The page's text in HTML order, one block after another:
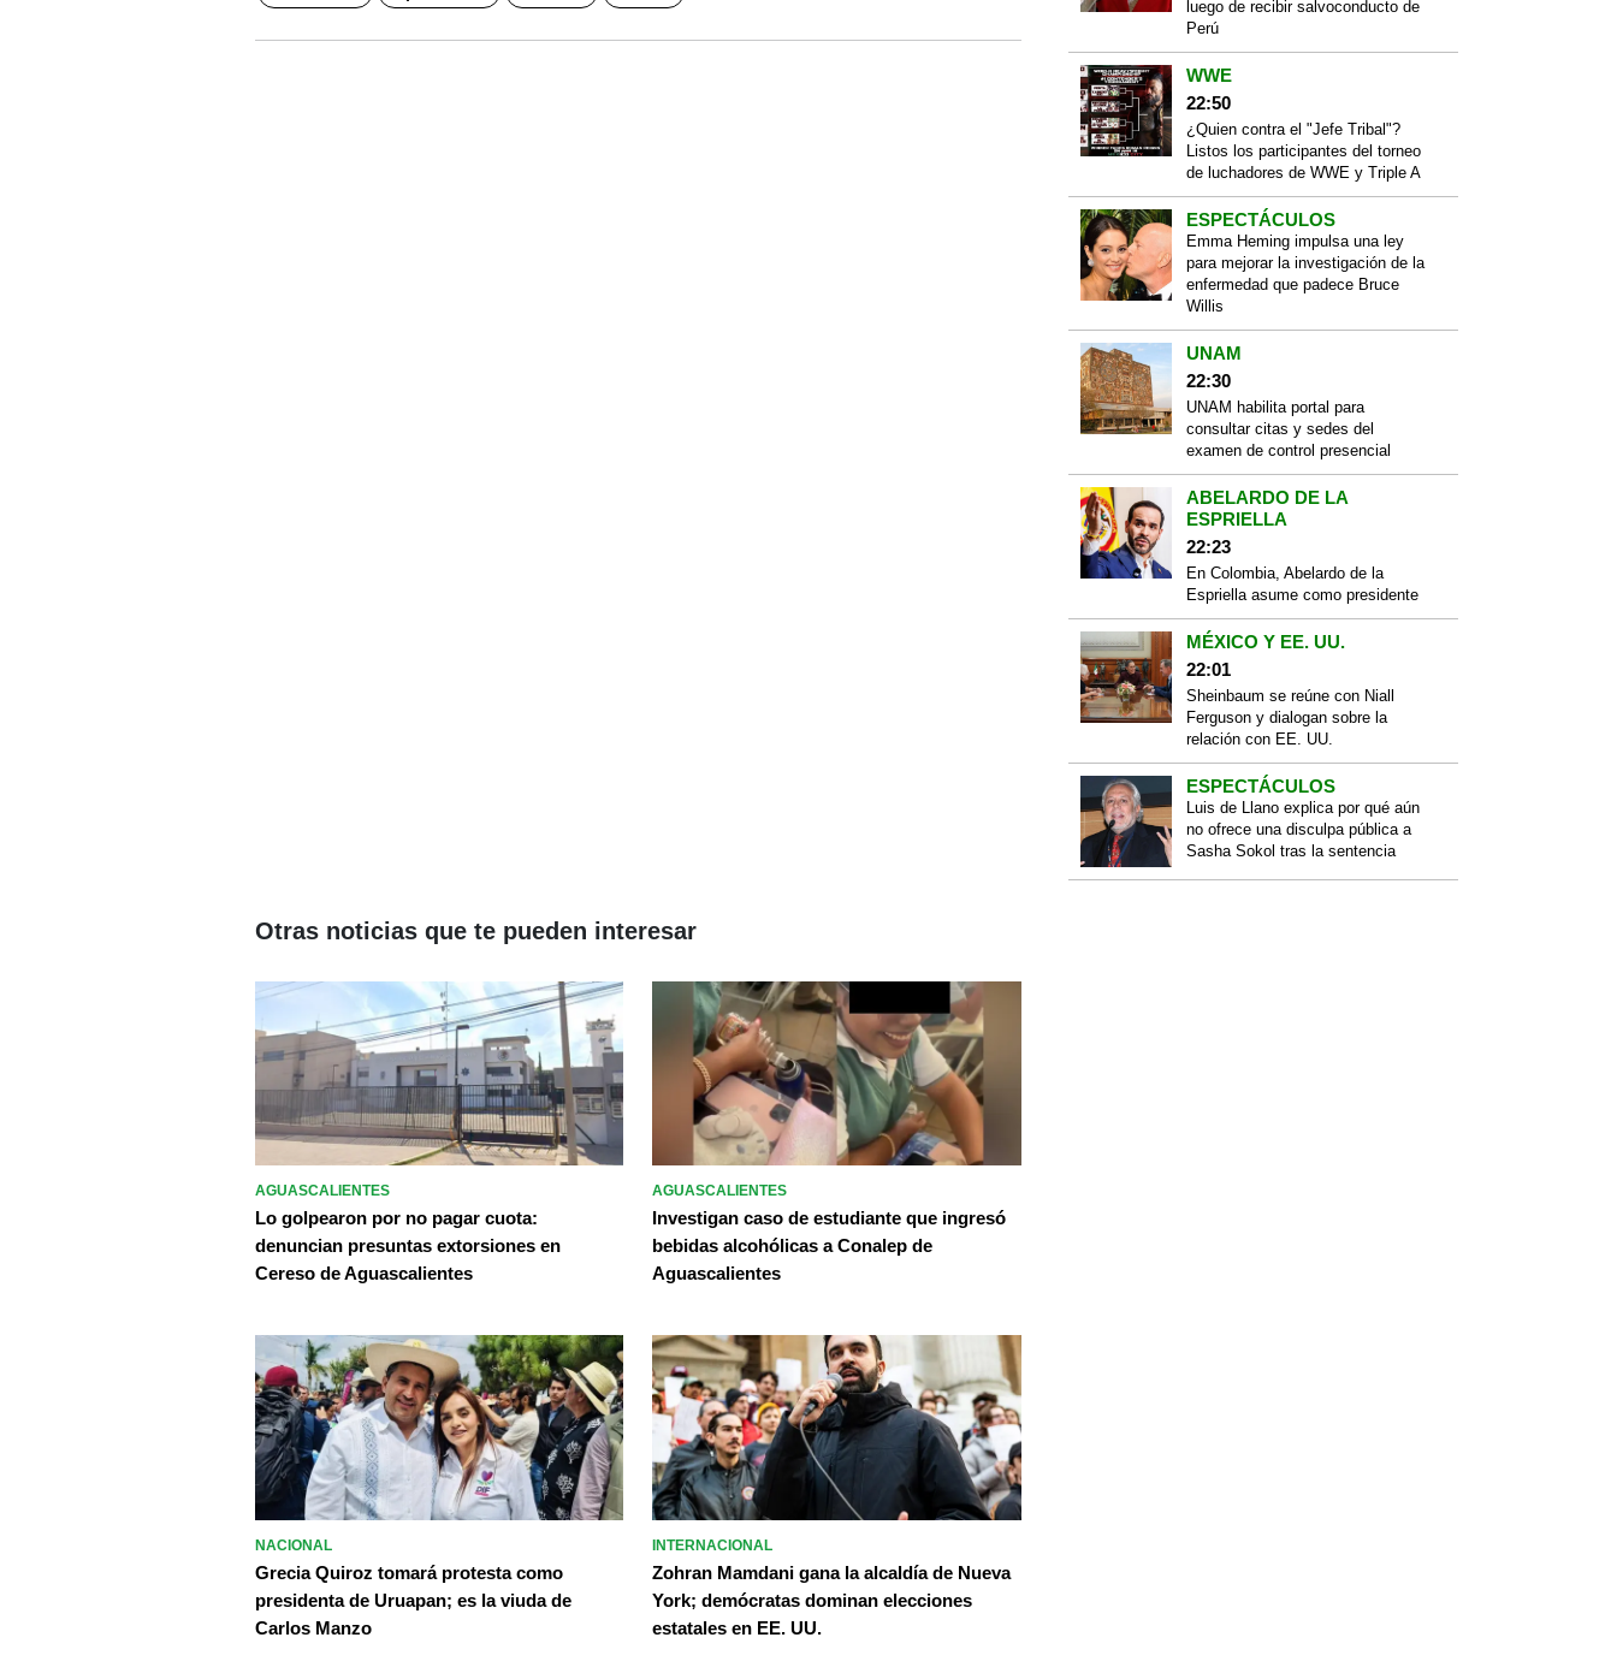
luego de recibir salvoconducto de
Perú
WWE
22:50
¿Quien contra el "Jefe Tribal"?
Listos los participantes del torneo
de luchadores de WWE y Triple A
ESPECTÁCULOS
Emma Heming impulsa una ley
para mejorar la investigación de la
enfermedad que padece Bruce
Willis
UNAM
22:30
UNAM habilita portal para
consultar citas y sedes del
examen de control presencial
ABELARDO DE LA
ESPRIELLA
22:23
En Colombia, Abelardo de la
Espriella asume como presidente
MÉXICO Y EE. UU.
22:01
Sheinbaum se reúne con Niall
Ferguson y dialogan sobre la
relación con EE. UU.
ESPECTÁCULOS
Luis de Llano explica por qué aún
no ofrece una disculpa pública a
Sasha Sokol tras la sentencia
Otras noticias que te pueden interesar
AGUASCALIENTES
Lo golpearon por no pagar cuota:
denuncian presuntas extorsiones en
Cereso de Aguascalientes
AGUASCALIENTES
Investigan caso de estudiante que ingresó
bebidas alcohólicas a Conalep de
Aguascalientes
NACIONAL
Grecia Quiroz tomará protesta como
presidenta de Uruapan; es la viuda de
Carlos Manzo
INTERNACIONAL
Zohran Mamdani gana la alcaldía de Nueva
York; demócratas dominan elecciones
estatales en EE. UU.